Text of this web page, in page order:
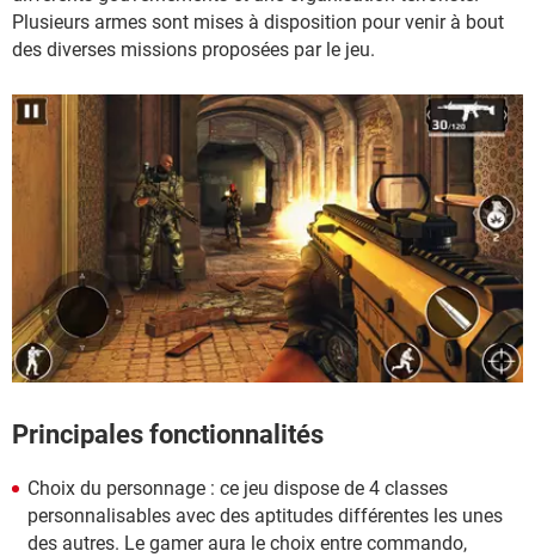
Plusieurs armes sont mises à disposition pour venir à bout
des diverses missions proposées par le jeu.
Principales fonctionnalités
Choix du personnage : ce jeu dispose de 4 classes
personnalisables avec des aptitudes différentes les unes
des autres. Le gamer aura le choix entre commando,